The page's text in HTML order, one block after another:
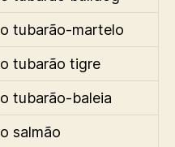
o tubarão-martelo
o tubarão tigre
o tubarão-baleia
o salmão